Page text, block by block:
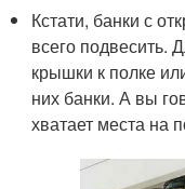
Кстати, банки с
всего подвесить.
крышки к полке
них банки. А вы
хватает места на